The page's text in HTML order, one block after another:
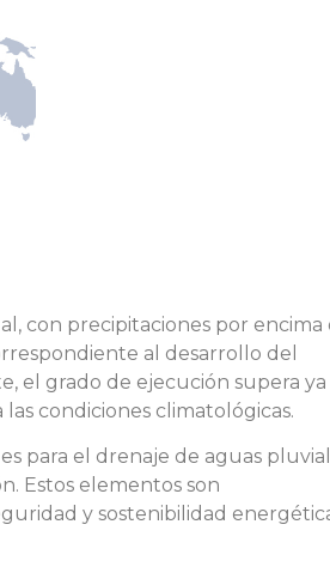
con precipitaciones por encima
al desarrollo del
el grado de ejecución supera ya
condiciones climatológicas.
para el drenaje de aguas
Estos elementos son
y sostenibilidad